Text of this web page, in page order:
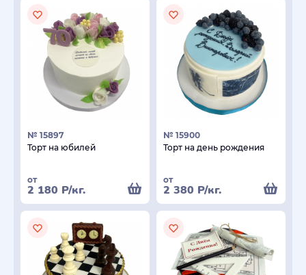
№ 15897
Торт на юбилей
от
2 180 Р/кг.
№ 15900
Торт на день рождения
от
2 380 Р/кг.